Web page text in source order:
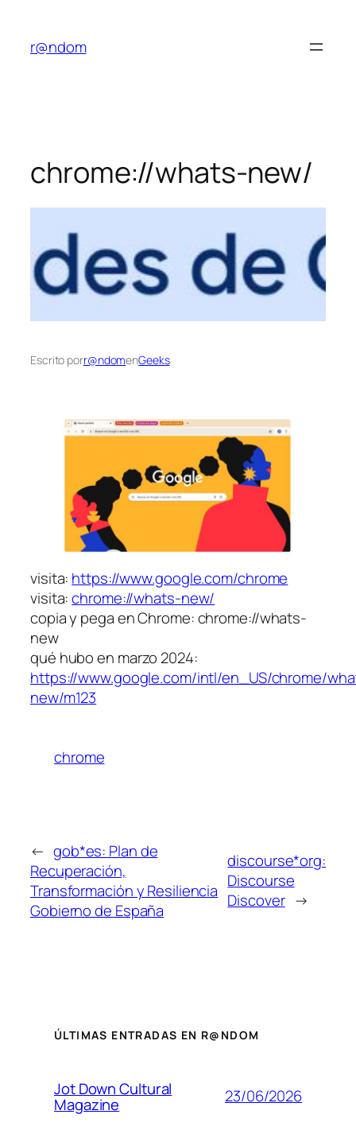
contenido
r@ndom
chrome://whats-new/
Escrito porr@ndomenGeeks
visita: https://www.google.com/chrome
visita:chrome://whats-new/
copia y pega en Chrome: chrome://whats-
new
qué hubo en marzo 2024:
https://www.google.com/intl/en_US/chrome/
new/m123
chrome
← gob*es: Plan de
Recuperación,
Transformación y Resiliencia
Gobierno de España
discourse*org:
Discourse
Discover →
ÚLTIMAS ENTRADAS EN R@NDOM
Jot Down Cultural
Magazine 23/06/2026